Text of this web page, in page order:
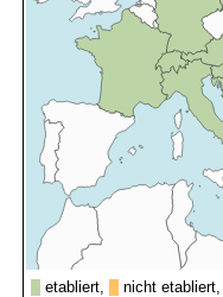
etabliert, nicht etabliert,